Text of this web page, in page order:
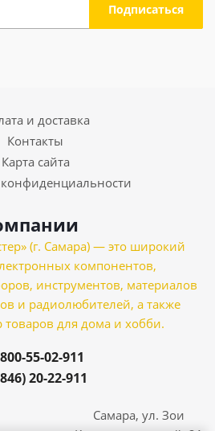
и доставка
Контакты
Карта сайта
(г. Самара) — это широкий
компонентов,
инструментов, материалов
и радиолюбителей, а также
для дома и хобби.
55-02-911
20-22-911
Самара, ул. Зои